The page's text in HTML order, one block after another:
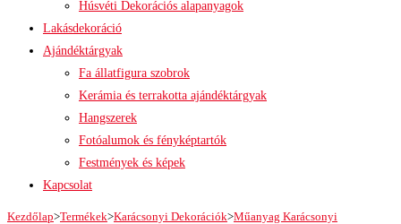
Húsvéti Dekorációs alapanyagok
Lakásdekoráció
Ajándéktárgyak
Fa állatfigura szobrok
Kerámia és terrakotta ajándéktárgyak
Hangszerek
Fotóalumok és fényképtartók
Festmények és képek
Kapcsolat
Kezdőlap>Termékek>Karácsonyi Dekorációk>Műanyag Karácsonyi